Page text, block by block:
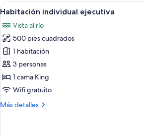
camas
size
Abrir
todas
las
fotos
de
Habitación
individual
ejecutiva
Una
3
Habitación individual ejecutiva
Vista al río
500 pies cuadrados
1 habitación
3 personas
1 cama King
Wifi gratuito
Más detalles
Más